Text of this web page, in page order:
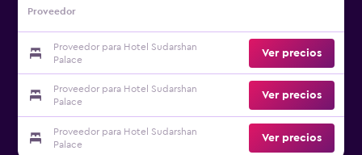
Proveedor
Proveedor para Hotel Sudarshan
Palace
Ver precios
Proveedor para Hotel Sudarshan
Palace
Ver precios
Proveedor para Hotel Sudarshan
Palace
Ver precios